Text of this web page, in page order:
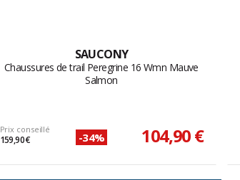
SAUCONY
Chaussures de trail Peregrine 16 Wmn Mauve
Salmon
Prix conseillé
159,90 € -34% 104,90 €